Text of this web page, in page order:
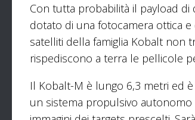
Con tutta probabilità il payload
dotato di una fotocamera ottica
satelliti della famiglia Kobalt non
rispediscono a terra le pellicole
Il Kobalt-M è lungo 6,3 metri ed
un sistema propulsivo